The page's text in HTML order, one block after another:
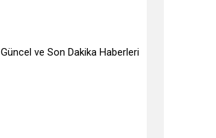
Güncel ve Son Dakika Haberleri